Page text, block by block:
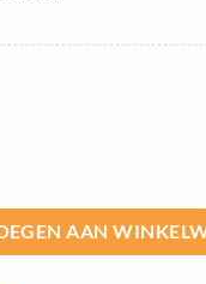
AAN